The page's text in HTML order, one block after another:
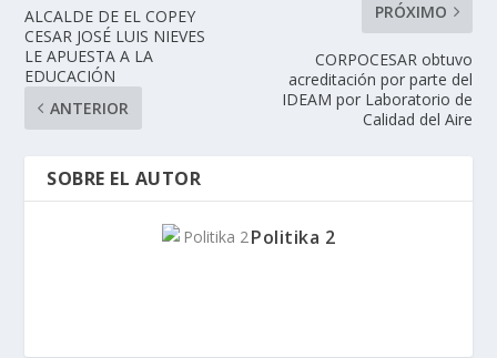
ALCALDE DE EL COPEY
CESAR JOSÉ LUIS NIEVES
LE APUESTA A LA
EDUCACIÓN
ANTERIOR
PRÓXIMO
CORPOCESAR obtuvo
acreditación por parte del
IDEAM por Laboratorio de
Calidad del Aire
SOBRE EL AUTOR
Politika 2